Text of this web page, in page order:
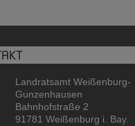
Landratsamt Weißenburg-
Gunzenhausen
Bahnhofstraße 2
91781 Weißenburg i. Bay.